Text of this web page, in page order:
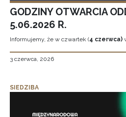
GODZINY OTWARCIA
5.06.2026 R.
Informujemy, że w czwartek (4 czerwca)
3 czerwca, 2026
SIEDZIBA